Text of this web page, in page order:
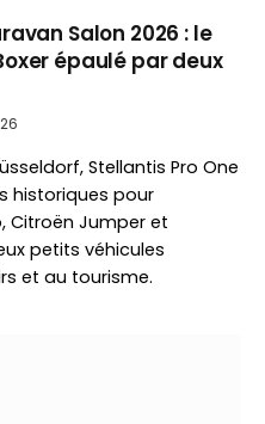
Salon 2026 : le
épaulé par deux
Stellantis Pro One
historiques pour
Citroën Jumper et
petits véhicules
et au tourisme.